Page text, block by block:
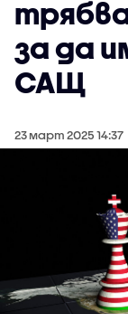
за да
САЩ
23 март 2025 14:37